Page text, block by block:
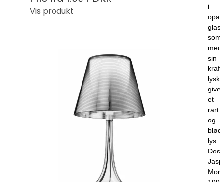
Vis produkt
i
sin
et
rart
og
lys.